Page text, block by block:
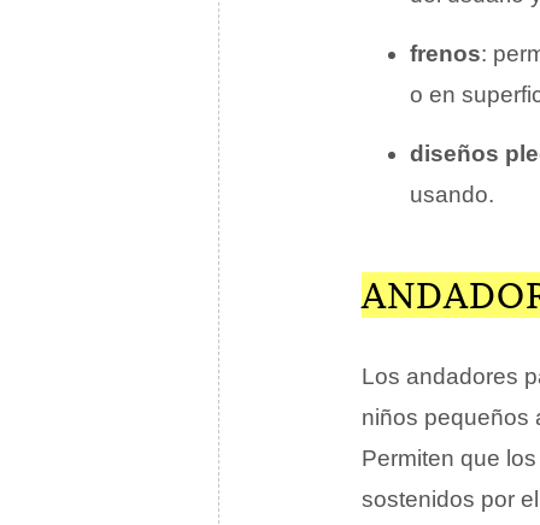
frenos:
o en
diseños
usando.
Los andadores
niños pequeños
Permiten que
sostenidos por